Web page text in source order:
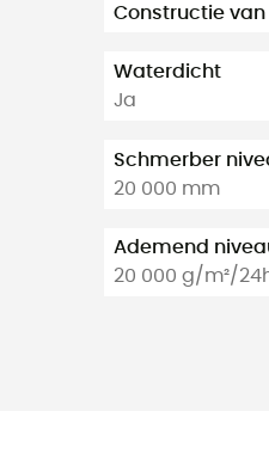
Constructie
Waterdicht
Ja
Schmerber
20 000 mm
Ademend
20 000 g/m²/